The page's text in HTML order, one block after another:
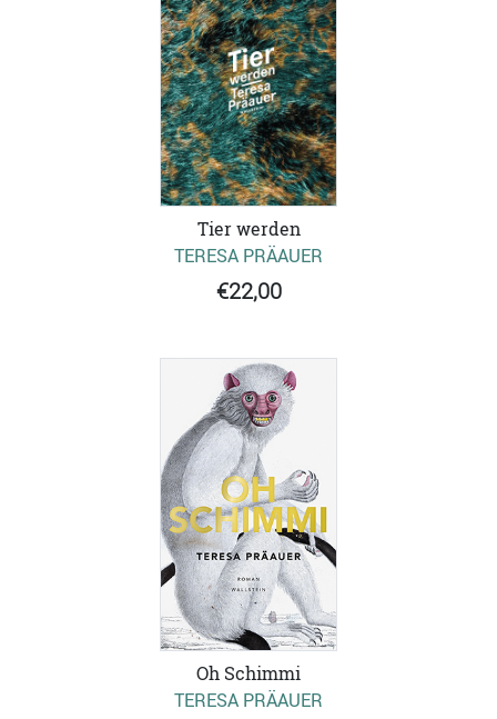
Tier werden
TERESA PRÄAUER
€22,00
Oh Schimmi
TERESA PRÄAUER